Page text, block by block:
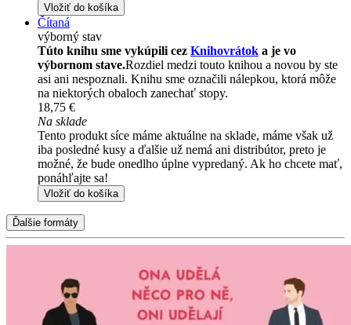
Vložiť do košíka
Čítaná
výborný stav
Túto knihu sme vykúpili cez Knihovrátok a je vo
výbornom stave.Rozdiel medzi touto knihou a novou by ste
asi ani nespoznali. Knihu sme označili nálepkou, ktorá môže
na niektorých obaloch zanechať stopy.
18,75 €
Na sklade
Tento produkt síce máme aktuálne na sklade, máme však už
iba posledné kusy a ďalšie už nemá ani distribútor, preto je
možné, že bude onedlho úplne vypredaný. Ak ho chcete mať,
ponáhľajte sa!
Vložiť do košíka
Ďalšie formáty